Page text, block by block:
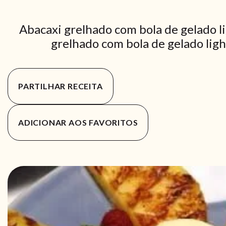
Abacaxi grelhado com bola de gelado
grelhado com bola de gelado
PARTILHAR RECEITA
ADICIONAR AOS FAVORITOS